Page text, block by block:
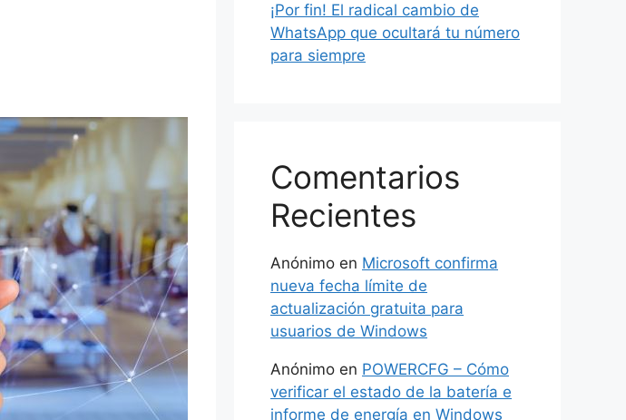
¡Por fin! El radical cambio de
WhatsApp que ocultará tu número
para siempre
Comentarios
Recientes
Anónimo en Microsoft confirma
nueva fecha límite de
actualización gratuita para
usuarios de Windows
Anónimo en POWERCFG – Cómo
verificar el estado de la batería e
informe de energía en Windows